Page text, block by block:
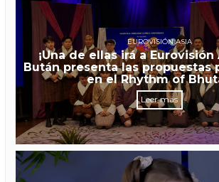
EUROVISIÓN ASIA
¡Una de ellas irá a Eurovisión
Bután presenta las propuestas
en el Rhythm of
Leer más